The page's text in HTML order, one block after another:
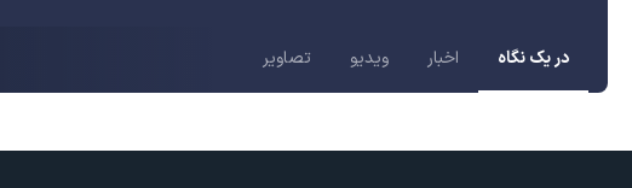
در یک نگاه اخبار ویدیو تصاویر